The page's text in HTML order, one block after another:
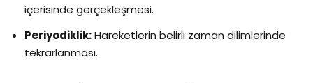
içerisinde gerçekleşmesi.
Periyodiklik:Hareketlerin belirli zaman dilimlerinde
tekrarlanması.